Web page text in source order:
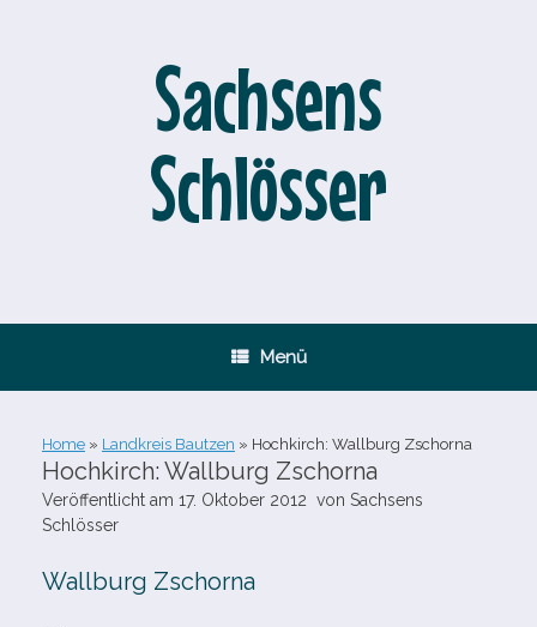
Sachsens
Schlösser
Menü
Home » Landkreis Bautzen » Hochkirch: Wallburg Zschorna
Hochkirch: Wallburg Zschorna
Veröffentlicht am 17. Oktober 2012 von Sachsens
Schlösser
Wallburg Zschorna